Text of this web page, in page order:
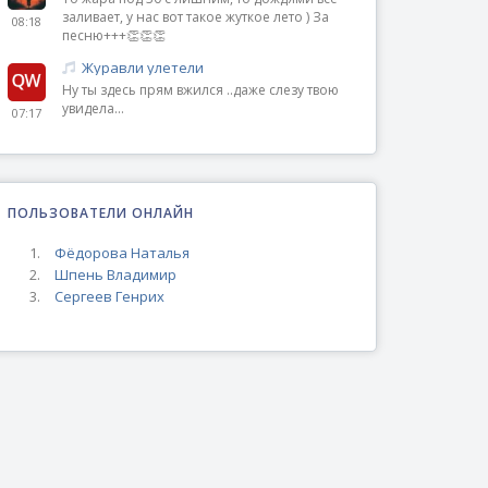
08:18
заливает, у нас вот такое жуткое лето ) За
песню+++👏👏👏
07:17
Журавли улетели
Ну ты здесь прям вжился ..даже слезу твою
увидела...
ПОЛЬЗОВАТЕЛИ ОНЛАЙН
Фёдорова Наталья
Шпень Владимир
Сергеев Генрих